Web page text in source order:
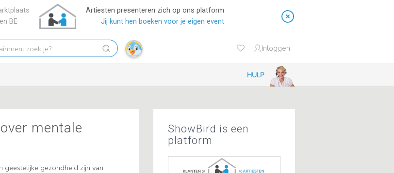
BE
Artiesten presenteren zich op ons platform
Jij kunt hen boeken voor je eigen event
Inloggen
HULP
mentale
geestelijke gezondheid zijn van
ShowBird is een
platform